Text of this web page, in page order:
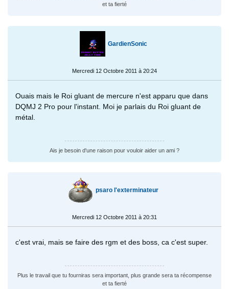
et ta fierté
GardienSonic
Mercredi 12 Octobre 2011 à 20:24
Ouais mais le Roi gluant de mercure n'est apparu que dans
DQMJ 2 Pro pour l'instant. Moi je parlais du Roi gluant de
métal.
Ais je besoin d'une raison pour vouloir aider un ami ?
psaro l'exterminateur
Mercredi 12 Octobre 2011 à 20:31
c'est vrai, mais se faire des rgm et des boss, ca c'est super.
Plus le travail que tu fourniras sera important, plus grande sera ta récompense
et ta fierté